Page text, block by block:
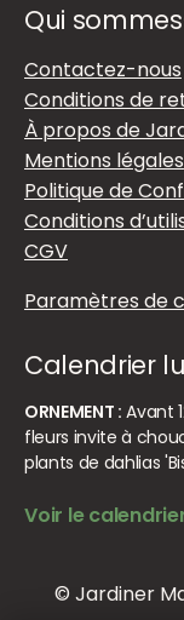
Qui
Contactez-nous
Conditions de
À propos de
Mentions légales
Politique de
Conditions
CGV
Paramètres de
Calendrier
ORNEMENT : Avant
fleurs invite à
plants de dahlias
Voir le
© Jardiner